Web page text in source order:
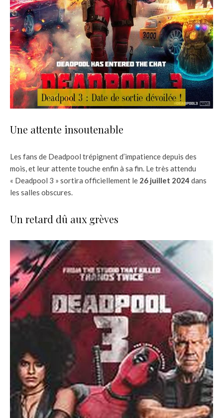
Une attente insoutenable
Les fans de Deadpool trépignent d’impatience depuis des
mois, et leur attente touche enfin à sa fin. Le très attendu
« Deadpool 3 » sortira officiellement le 26 juillet 2024 dans
les salles obscures.
Un retard dû aux grèves